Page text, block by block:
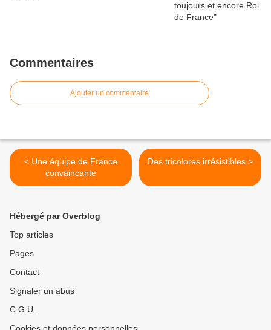
Commentaires
Ajouter un commentaire
< Une équipe de France
convaincante
Des tricolores irrésistibles >
Hébergé par Overblog
Top articles
Pages
Contact
Signaler un abus
C.G.U.